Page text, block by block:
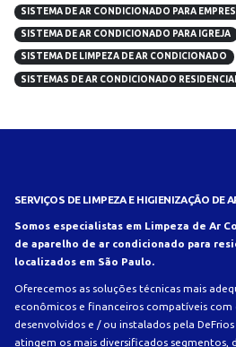
SISTEMA DE AR CONDICIONADO PARA
SISTEMA DE AR CONDICIONADO PARA IGREJA
SISTEMA DE LIMPEZA DE AR CONDICIONADO
SISTEMAS DE AR CONDICIONADO
SERVIÇOS DE LIMPEZA E HIGIENIZAÇÃO DE
Somos especialistas em Limpeza de Ar
de aparelho de ar condicionado para
localizados em São Paulo.
Oferecemos as soluções técnicas mais
econômicos e financeiros compatíveis
desenvolvidos e / ou instalados pela
atingem os mais diversificados segmentos,